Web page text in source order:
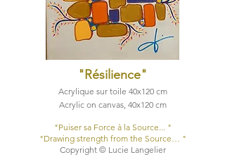
"Résilience"
Acrylique sur toile 40x120 cm
Acrylic on canvas, 40x120 cm
"Puiser sa Force à la Source... "​
"Drawing strength from the Source… "​
Copyright © Lucie Langelier